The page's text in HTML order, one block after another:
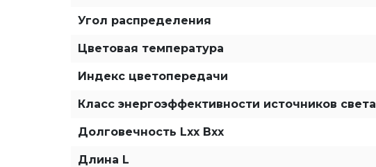
Угол распределения
Цветовая температура
Индекс цветопередачи
Класс энергоэффективности источников света
Долговечность Lxx Bxx
Длина L